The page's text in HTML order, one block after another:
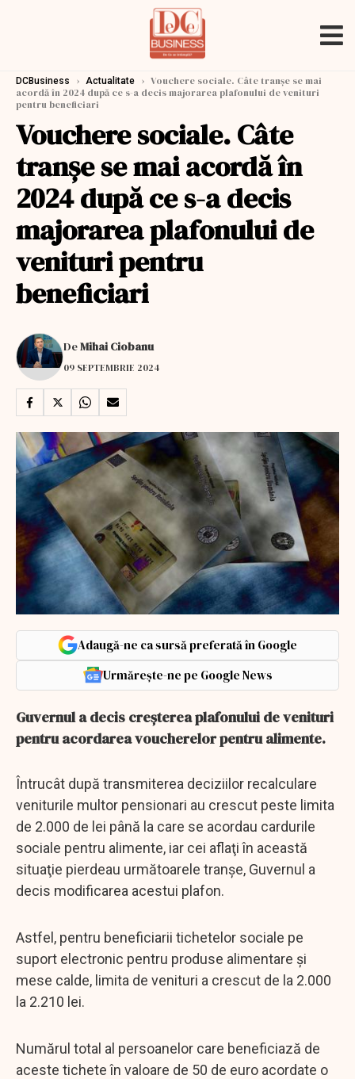
DCBusiness › Actualitate › Vouchere sociale. Câte tranşe se mai
acordă în 2024 după ce s-a decis majorarea plafonului de venituri
pentru beneficiari
Vouchere sociale. Câte
tranşe se mai acordă în
2024 după ce s-a decis
majorarea plafonului de
venituri pentru
beneficiari
DeMihai Ciobanu
09 SEPTEMBRIE 2024
Adaugă-ne ca sursă preferată în Google
Urmărește-ne pe Google News
Guvernul a decis creşterea plafonului de venituri
pentru acordarea voucherelor pentru alimente.
Întrucât după transmiterea deciziilor recalculare
veniturile multor pensionari au crescut peste limita
de 2.000 de lei până la care se acordau cardurile
sociale pentru alimente, iar cei aflaţi în această
situaţie pierdeau următoarele tranşe, Guvernul a
decis modificarea acestui plafon.
Astfel, pentru beneficiarii tichetelor sociale pe
suport electronic pentru produse alimentare și
mese calde, limita de venituri a crescut de la 2.000
la 2.210 lei.
Numărul total al persoanelor care beneficiază de
aceste tichete în valoare de 50 de euro acordate o